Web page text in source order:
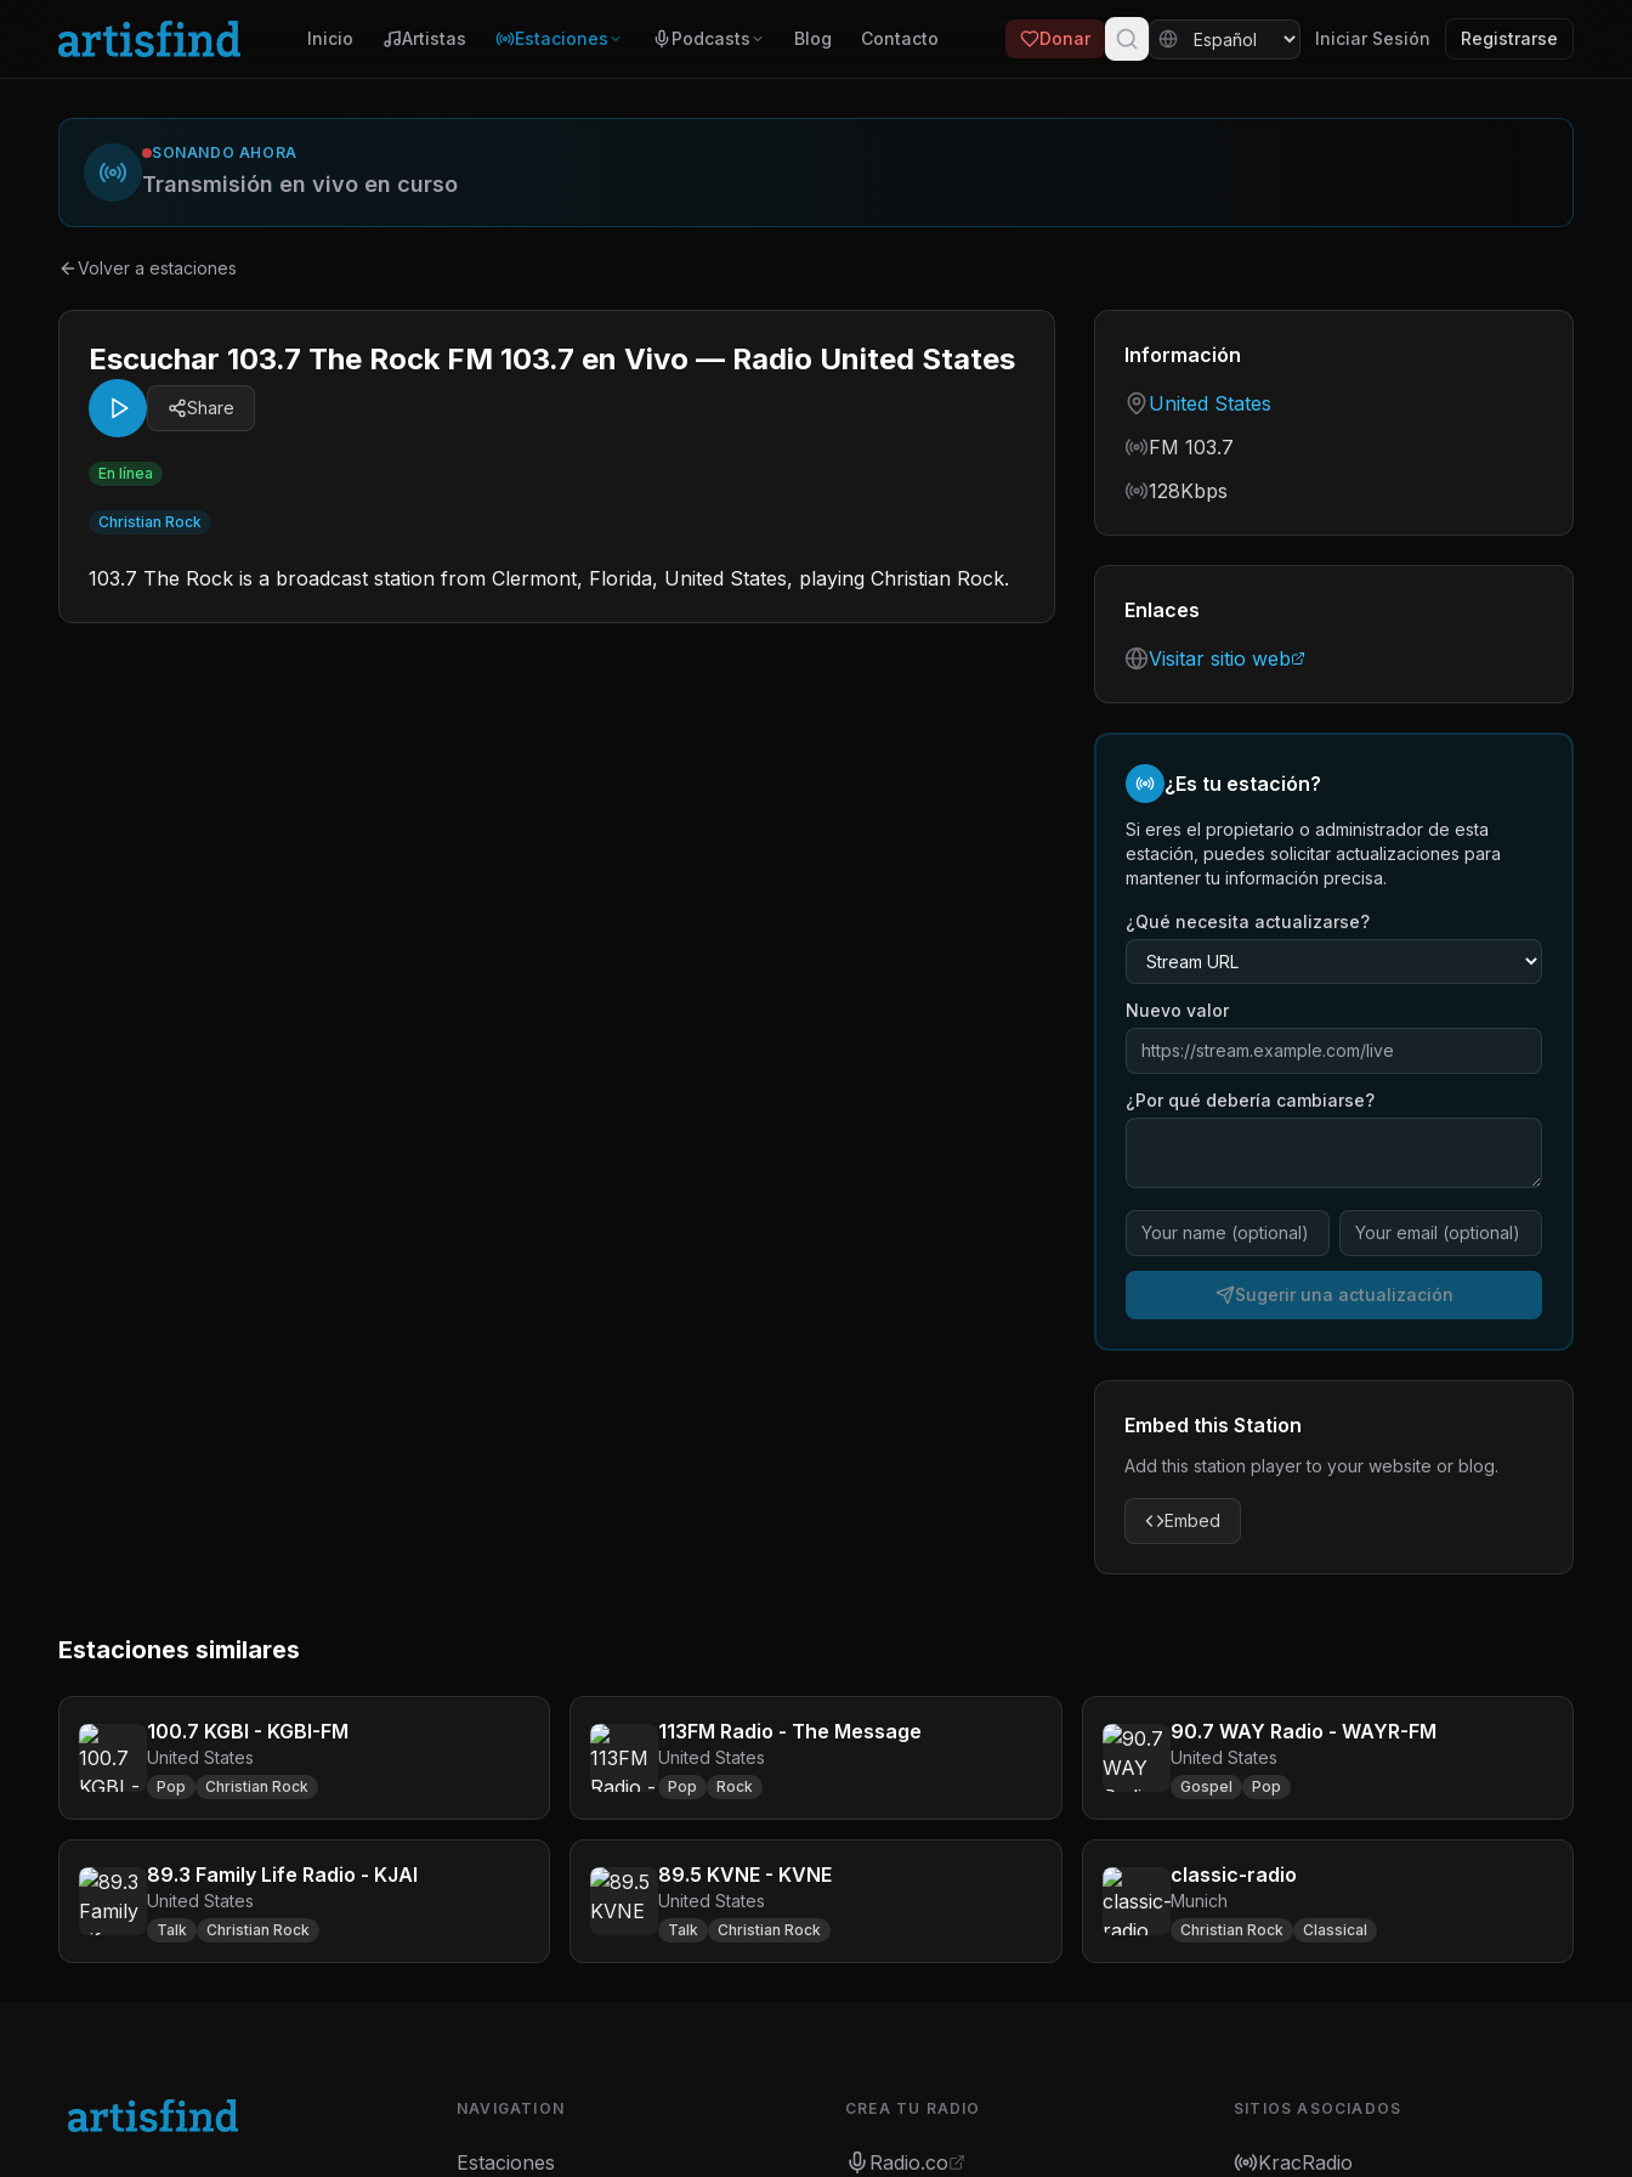
Inicio Artistas Estaciones Podcasts Blog Contacto Donar Iniciar Sesión Registrarse
SONANDO AHORA
Transmisión en vivo en curso
Volver a estaciones
Escuchar 103.7 The Rock FM 103.7 en Vivo — Radio United States
Share
En línea
Christian Rock
103.7 The Rock is a broadcast station from Clermont, Florida, United States, playing Christian Rock.
Información
Country
United States
Frequency
FM 103.7
Bitrate
128Kbps
Enlaces
Visitar sitio web
¿Es tu estación?
Si eres el propietario o administrador de esta
estación, puedes solicitar actualizaciones para
mantener tu información precisa.
¿Qué necesita actualizarse?
Nuevo valor
¿Por qué debería cambiarse?
Sugerir una actualización
Embed this Station
Add this station player to your website or blog.
Embed
Estaciones similares
100.7 KGBI - KGBI-FM
United States
Pop Christian Rock
113FM Radio - The Message
United States
Pop Rock
90.7 WAY Radio - WAYR-FM
United States
Gospel Pop
89.3 Family Life Radio - KJAI
United States
Talk Christian Rock
89.5 KVNE - KVNE
United States
Talk Christian Rock
classic-radio
Munich
Christian Rock Classical
NAVIGATION
Estaciones
CREA TU RADIO
Radio.co
SITIOS ASOCIADOS
KracRadio